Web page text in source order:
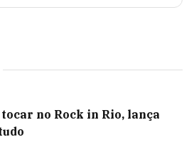
no Rock in Rio, lança